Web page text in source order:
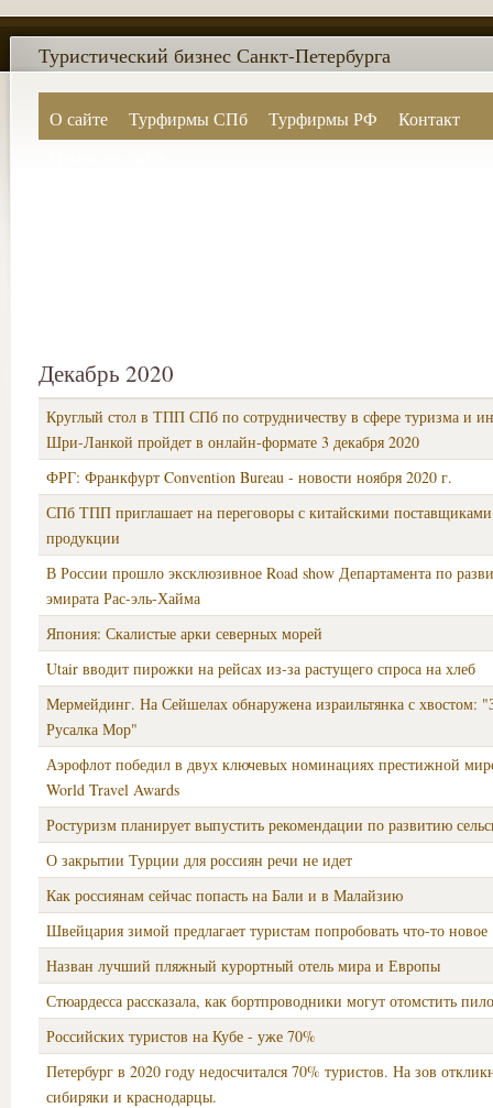
О сайте Турфирмы СПб Турфирмы РФ
Контакт
Туристический бизнес Санкт-Петербурга
Декабрь 2020
Круглый стол в ТПП СПб по сотрудничеству в сфере туризма и
Шри-Ланкой пройдет в онлайн-формате 3 декабря 2020
ФРГ: Франкфурт Convention Bureau - новости ноября 2020 г.
СПб ТПП приглашает на переговоры с китайскими
продукции
В России прошло эксклюзивное Road show Департамента по
эмирата Рас-эль-Хайма
Япония: Скалистые арки северных морей
Utair вводит пирожки на рейсах из-за растущего спроса на хлеб
Мермейдинг. На Сейшелах обнаружена израильтянка с хвостом:
Русалка Мор"
Аэрофлот победил в двух ключевых номинациях престижной
World Travel Awards
Ростуризм планирует выпустить рекомендации по развитию
О закрытии Турции для россиян речи не идет
Как россиянам сейчас попасть на Бали и в Малайзию
Швейцария зимой предлагает туристам попробовать что-то новое
Назван лучший пляжный курортный отель мира и Европы
Стюардесса рассказала, как бортпроводники могут отомстить
Российских туристов на Кубе - уже 70%
Петербург в 2020 году недосчитался 70% туристов. На зов
сибиряки и краснодарцы.